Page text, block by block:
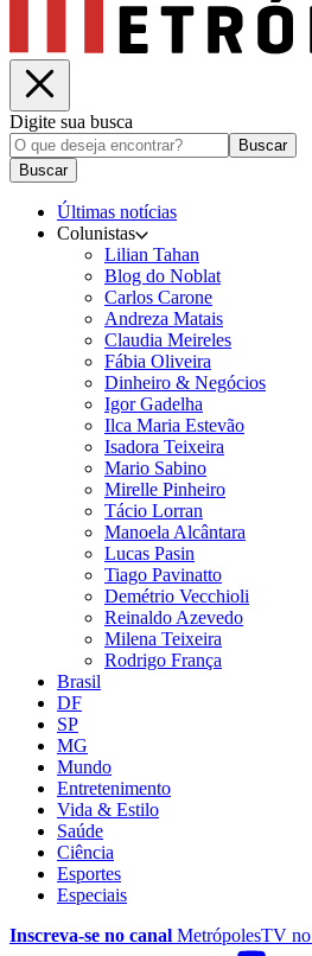
Digite sua busca
Buscar
Buscar
Últimas notícias
Colunistas
Lilian Tahan
Blog do Noblat
Carlos Carone
Andreza Matais
Claudia Meireles
Fábia Oliveira
Dinheiro & Negócios
Igor Gadelha
Ilca Maria Estevão
Isadora Teixeira
Mario Sabino
Mirelle Pinheiro
Tácio Lorran
Manoela Alcântara
Lucas Pasin
Tiago Pavinatto
Demétrio Vecchioli
Reinaldo Azevedo
Milena Teixeira
Rodrigo França
Brasil
DF
SP
MG
Mundo
Entretenimento
Vida & Estilo
Saúde
Ciência
Esportes
Especiais
Inscreva-se no canal MetrópolesTV no